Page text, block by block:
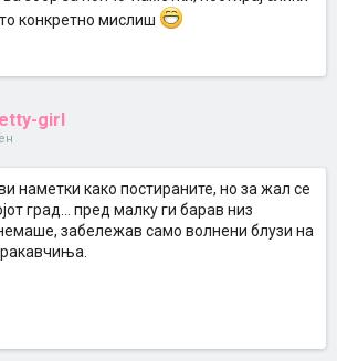
конкретно мислиш
girl
наметки како постираните, но за жал се
град... пред малку ги барав низ
забележав само волнени блузи на